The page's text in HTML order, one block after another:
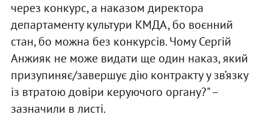
через конкурс, а наказом директора
департаменту культури КМДА, бо воєнний
стан, бо можна без конкурсів. Чому Сергій
Анжияк не може видати ще один наказ, який
призупиняє/завершує дію контракту у зв’язку
із втратою довіри керуючого органу?" –
зазначили в листі.